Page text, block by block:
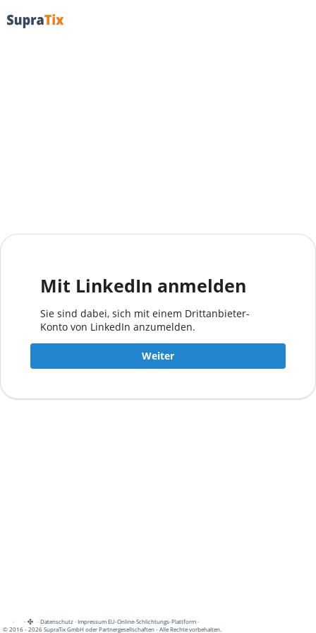
Mit LinkedIn anmelden
Sie sind dabei, sich mit einem Drittanbieter-
Konto von LinkedIn anzumelden.
Weiter
· · ·Datenschutz·Impressum EU-Online-Schlichtungs-Plattform·
© 2016 - 2026 SupraTix GmbH oder Partnergesellschaften - Alle Rechte vorbehalten.